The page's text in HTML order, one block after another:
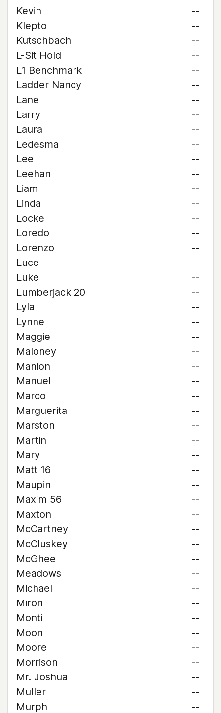
Kevin
--
Klepto
--
Kutschbach
--
L-Sit Hold
--
L1 Benchmark
--
Ladder Nancy
--
Lane
--
Larry
--
Laura
--
Ledesma
--
Lee
--
Leehan
--
Liam
--
Linda
--
Locke
--
Loredo
--
Lorenzo
--
Luce
--
Luke
--
Lumberjack 20
--
Lyla
--
Lynne
--
Maggie
--
Maloney
--
Manion
--
Manuel
--
Marco
--
Marguerita
--
Marston
--
Martin
--
Mary
--
Matt 16
--
Maupin
--
Maxim 56
--
Maxton
--
McCartney
--
McCluskey
--
McGhee
--
Meadows
--
Michael
--
Miron
--
Monti
--
Moon
--
Moore
--
Morrison
--
Mr. Joshua
--
Muller
--
Murph
--